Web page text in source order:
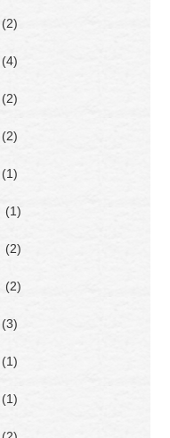
(2)
(4)
(2)
(2)
(1)
(1)
(2)
(2)
(3)
(1)
(1)